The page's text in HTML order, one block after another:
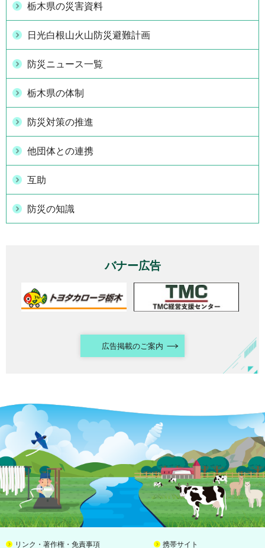
栃木県の災害資料
日光白根山火山防災避難計画
防災ニュース一覧
栃木県の体制
防災対策の推進
他団体との連携
互助
防災の知識
バナー広告
広告掲載のご案内
リンク・著作権・免責事項 携帯サイト